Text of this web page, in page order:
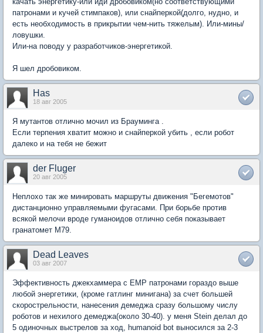
патронами и кучей стимпаков), или снайперкой(долго, нудно, и
есть необходимость в прикрытии чем-нить тяжелым). Или-мины/
ловушки.
Или-на поводу у разработчиков-энергетикой.
Я шел дробовиком.
Has
18 авг 2005
Я мутантов отлично мочил из Брауминга .
Если терпения хватит можно и снайперкой убить , если робот
далеко и на тебя не бежит
der Fluger
20 авг 2005
Неплохо так же минировать маршруты движения "Бегемотов"
дистанционно управляемыми фугасами. При борьбе против
всякой мелочи вроде гуманоидов отлично себя показывает
гранатомет М79.
Dead Leaves
03 авг 2007
Эффективность джекхаммера с EMP патронами гораздо выше
любой энергетики, (кроме гатлинг минигана) за счет большей
скорострельности, нанесения демеджа сразу большому числу
роботов и нехилого демеджа(около 30-40). у меня Stein делал до
5 одиночных выстрелов за ход, humanoid bot выносился за 2-3